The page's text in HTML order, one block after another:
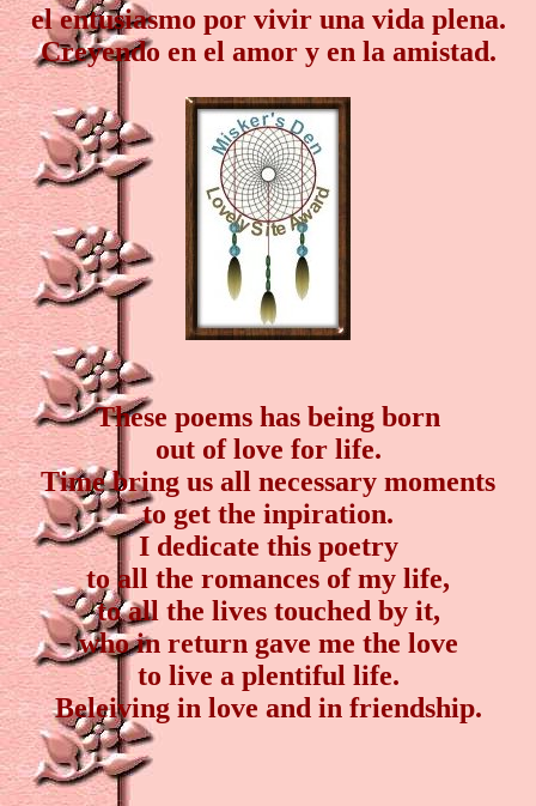
el entusiasmo por vivir una vida plena.
Creyendo en el amor y en la amistad.
These poems has being born
out of love for life.
Time bring us all necessary moments
to get the inpiration.
I dedicate this poetry
to all the romances of my life,
to all the lives touched by it,
who in return gave me the love
to live a plentiful life.
Beleiving in love and in friendship.